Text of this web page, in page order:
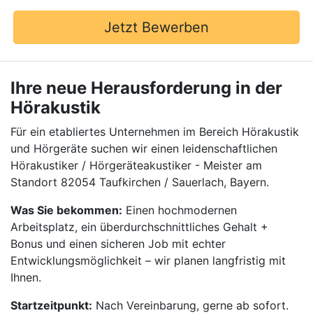
Jetzt Bewerben
Ihre neue Herausforderung in der
Hörakustik
Für ein etabliertes Unternehmen im Bereich Hörakustik
und Hörgeräte suchen wir einen leidenschaftlichen
Hörakustiker / Hörgeräteakustiker - Meister am
Standort 82054 Taufkirchen / Sauerlach, Bayern.
Was Sie bekommen: Einen hochmodernen
Arbeitsplatz, ein überdurchschnittliches Gehalt +
Bonus und einen sicheren Job mit echter
Entwicklungsmöglichkeit – wir planen langfristig mit
Ihnen.
Startzeitpunkt: Nach Vereinbarung, gerne ab sofort.